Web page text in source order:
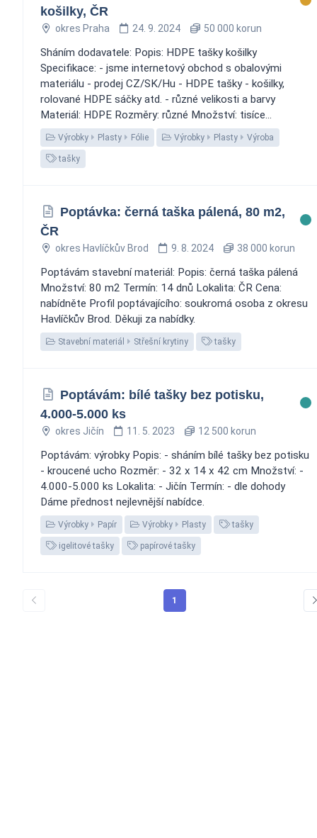
košilky, ČR
okres Praha 24. 9. 2024 50 000 korun
Sháním dodavatele: Popis: HDPE tašky košilky
Specifikace: - jsme internetový obchod s obalovými
materiálu - prodej CZ/SK/Hu - HDPE tašky - košilky,
rolované HDPE sáčky atd. - různé velikosti a barvy
Materiál: HDPE Rozměry: různé Množství: tisíce...
Výrobky Plasty Fólie Výrobky Plasty Výroba
tašky
Poptávka: černá taška pálená, 80 m2,
ČR
okres Havlíčkův Brod 9. 8. 2024 38 000 korun
Poptávám stavební materiál: Popis: černá taška pálená
Množství: 80 m2 Termín: 14 dnů Lokalita: ČR Cena:
nabídněte Profil poptávajícího: soukromá osoba z okresu
Havlíčkův Brod. Děkuji za nabídky.
Stavební materiál Střešní krytiny tašky
Poptávám: bílé tašky bez potisku,
4.000-5.000 ks
okres Jičín 11. 5. 2023 12 500 korun
Poptávám: výrobky Popis: - sháním bílé tašky bez potisku
- kroucené ucho Rozměr: - 32 x 14 x 42 cm Množství: -
4.000-5.000 ks Lokalita: - Jičín Termín: - dle dohody
Dáme přednost nejlevnější nabídce.
Výrobky Papír Výrobky Plasty tašky
igelitové tašky papírové tašky
1